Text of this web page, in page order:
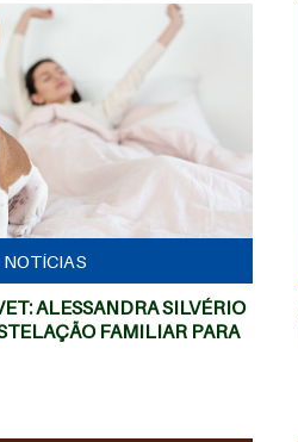
MAIS
NOTÍCIAS
ALESSANDRA SILVÉRIO
FAMILIAR PARA